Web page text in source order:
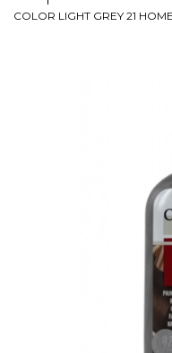
COLOR LIGHT GREY 21